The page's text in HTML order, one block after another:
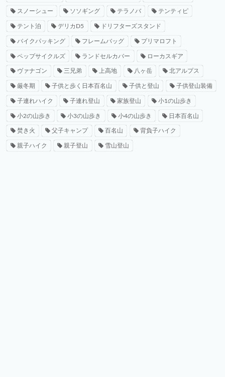
スノーシュー ソソギング テラノバ テンティピ
テント泊 デリカD5 ドリフターズスタンド
バイクパッキング フレームバッグ プリマロフト
ペップサイクルズ ランドセルカバー ローカスギア
ヴァナゴン 三兄弟 上高地 八ヶ岳 北アルプス
厳冬期 子供と歩く日本百名山 子供と登山 子供登山装備
子連れハイク 子連れ登山 家族登山 小1の山歩き
小2の山歩き 小3の山歩き 小4の山歩き 日本百名山
焚き火 父子キャンプ 百名山 背負子ハイク
親子ハイク 親子登山 雪山登山